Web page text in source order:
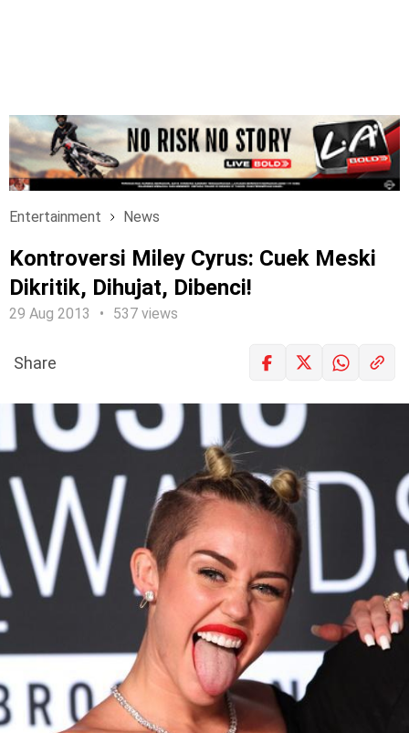
Entertainment News
Kontroversi Miley Cyrus: Cuek Meski
Dikritik, Dihujat, Dibenci!
29 Aug 2013 537 views
LOGIN
Share